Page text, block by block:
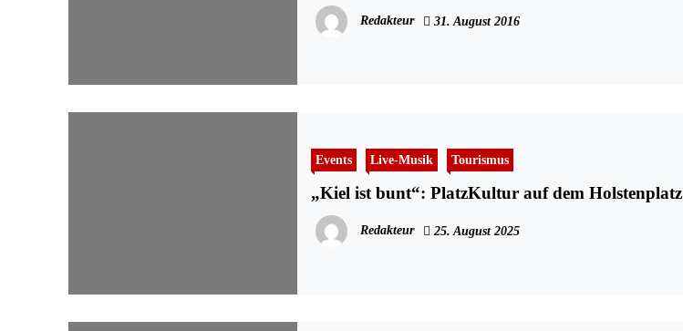
Redakteur 31. August 2016
Events Live-Musik Tourismus
„Kiel ist bunt“: PlatzKultur auf dem Holstenplatz
Redakteur 25. August 2025